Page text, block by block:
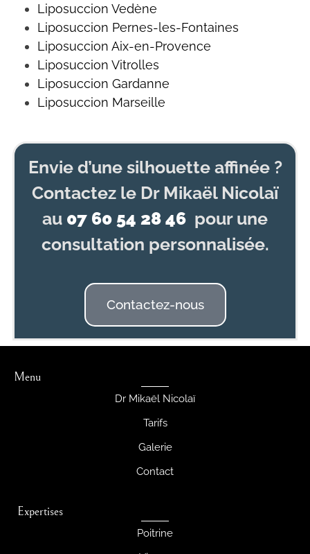
Liposuccion Vedène
Liposuccion Pernes-les-Fontaines
Liposuccion Aix-en-Provence
Liposuccion Vitrolles
Liposuccion Gardanne
Liposuccion Marseille
Envie d’une silhouette affinée ?
Contactez le Dr Mikaël Nicolaï
au 07 60 54 28 46 pour une
consultation personnalisée.
Contactez-nous
Expertises
Poitrine
Menu
Dr Mikaël Nicolaï
Tarifs
Galerie
Contact